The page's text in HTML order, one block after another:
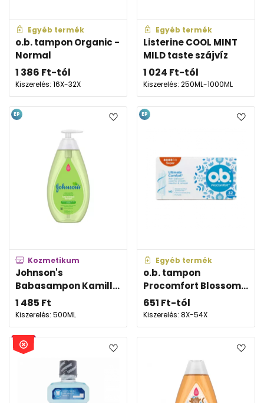
Egyéb termék
o.b. tampon Organic -
Normal
1 386 Ft-tól
Kiszerelés: 16X-32X
Egyéb termék
Listerine COOL MINT
MILD taste szájvíz
1 024 Ft-tól
Kiszerelés: 250ML-1000ML
Kozmetikum
Johnson's
Babasampon Kamill...
1 485 Ft
Kiszerelés: 500ML
EP
Egyéb termék
o.b. tampon
Procomfort Blossom...
651 Ft-tól
Kiszerelés: 8X-54X
EP